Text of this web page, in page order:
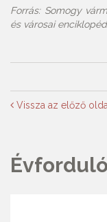
Forrás: Somogy
és városai
Vissza az előző
Évforduló